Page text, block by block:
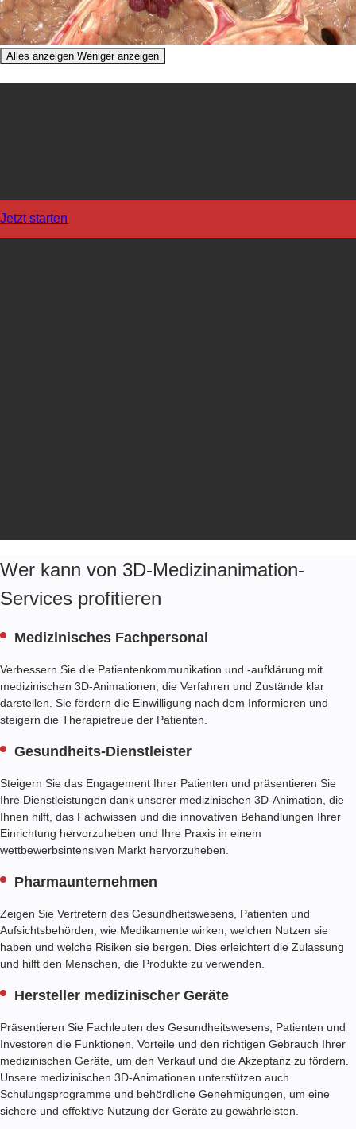
Alles anzeigen Weniger anzeigen
Jetzt starten
Wer kann von 3D-Medizinanimation-
Services profitieren
Medizinisches Fachpersonal
Verbessern Sie die Patientenkommunikation und -aufklärung mit
medizinischen 3D-Animationen, die Verfahren und Zustände klar
darstellen. Sie fördern die Einwilligung nach dem Informieren und
steigern die Therapietreue der Patienten.
Gesundheits-Dienstleister
Steigern Sie das Engagement Ihrer Patienten und präsentieren Sie
Ihre Dienstleistungen dank unserer medizinischen 3D-Animation, die
Ihnen hilft, das Fachwissen und die innovativen Behandlungen Ihrer
Einrichtung hervorzuheben und Ihre Praxis in einem
wettbewerbsintensiven Markt hervorzuheben.
Pharmaunternehmen
Zeigen Sie Vertretern des Gesundheitswesens, Patienten und
Aufsichtsbehörden, wie Medikamente wirken, welchen Nutzen sie
haben und welche Risiken sie bergen. Dies erleichtert die Zulassung
und hilft den Menschen, die Produkte zu verwenden.
Hersteller medizinischer Geräte
Präsentieren Sie Fachleuten des Gesundheitswesens, Patienten und
Investoren die Funktionen, Vorteile und den richtigen Gebrauch Ihrer
medizinischen Geräte, um den Verkauf und die Akzeptanz zu fördern.
Unsere medizinischen 3D-Animationen unterstützen auch
Schulungsprogramme und behördliche Genehmigungen, um eine
sichere und effektive Nutzung der Geräte zu gewährleisten.